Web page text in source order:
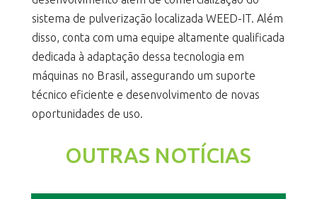
sistema de pulverização localizada WEED-IT. Além
disso, conta com uma equipe altamente qualificada
dedicada à adaptação dessa tecnologia em
máquinas no Brasil, assegurando um suporte
técnico eficiente e desenvolvimento de novas
oportunidades de uso.
OUTRAS NOTÍCIAS